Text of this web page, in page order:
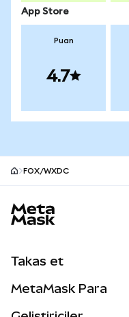
App Store
Puan
4.7
FOX/WXDC
Takas et
MetaMask Para